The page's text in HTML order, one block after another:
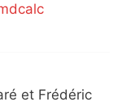
et Frédéric